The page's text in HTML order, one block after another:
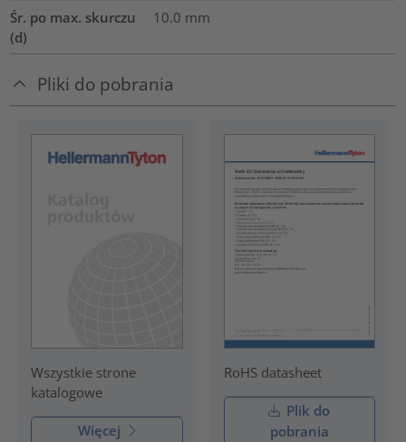
Śr. po max. skurczu
(d)
10.0 mm
Pliki do pobrania
Wszystkie strone
katalogowe
Więcej
RoHS datasheet
Plik do
pobrania